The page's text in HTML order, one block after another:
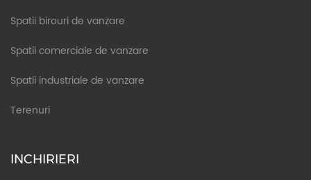
Spatii birouri de vanzare
Spatii comerciale de vanzare
Spatii industriale de vanzare
Terenuri
INCHIRIERI